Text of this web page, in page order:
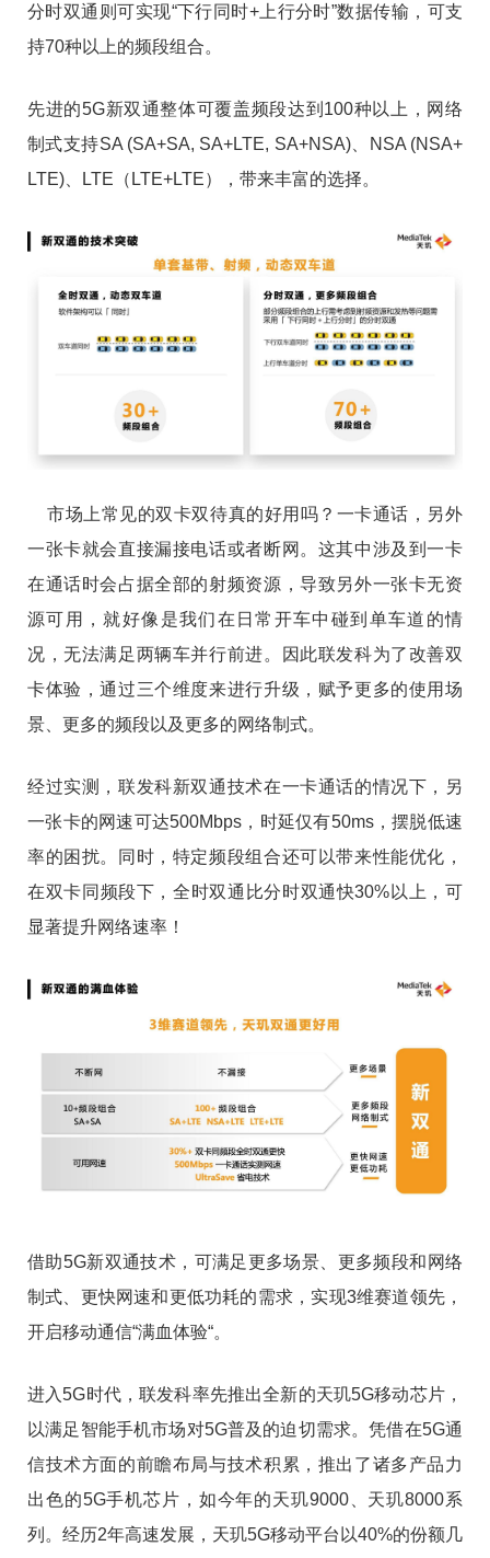
分时双通则可实现“下行同时+上行分时”数据传输，可支
持70种以上的频段组合。
先进的5G新双通整体可覆盖频段达到100种以上，网络
制式支持SA (SA+SA, SA+LTE, SA+NSA)、NSA (NSA+
LTE)、LTE（LTE+LTE），带来丰富的选择。
市场上常见的双卡双待真的好用吗？一卡通话，另外
一张卡就会直接漏接电话或者断网。这其中涉及到一卡
在通话时会占据全部的射频资源，导致另外一张卡无资
源可用，就好像是我们在日常开车中碰到单车道的情
况，无法满足两辆车并行前进。因此联发科为了改善双
卡体验，通过三个维度来进行升级，赋予更多的使用场
景、更多的频段以及更多的网络制式。
经过实测，联发科新双通技术在一卡通话的情况下，另
一张卡的网速可达500Mbps，时延仅有50ms，摆脱低速
率的困扰。同时，特定频段组合还可以带来性能优化，
在双卡同频段下，全时双通比分时双通快30%以上，可
显著提升网络速率！
借助5G新双通技术，可满足更多场景、更多频段和网络
制式、更快网速和更低功耗的需求，实现3维赛道领先，
开启移动通信“满血体验“。
进入5G时代，联发科率先推出全新的天玑5G移动芯片，
以满足智能手机市场对5G普及的迫切需求。凭借在5G通
信技术方面的前瞻布局与技术积累，推出了诸多产品力
出色的5G手机芯片，如今年的天玑9000、天玑8000系
列。经历2年高速发展，天玑5G移动平台以40%的份额几